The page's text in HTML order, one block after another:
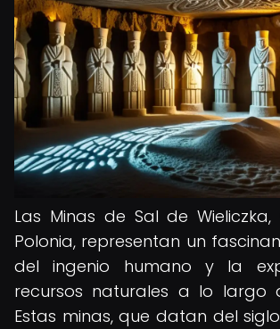
Las Minas de Sal de
Polonia, representan un
del ingenio humano y la
recursos naturales a lo largo
Estas minas, que datan del